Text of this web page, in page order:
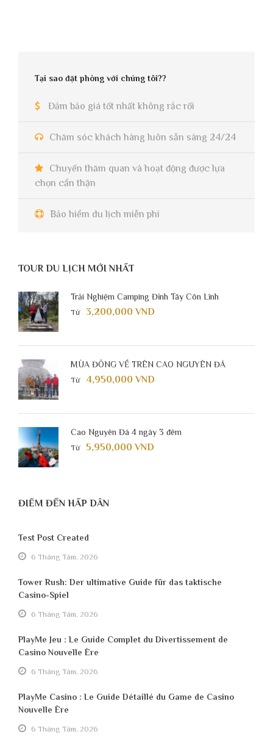
Tại sao đặt phòng với chúng tôi??
Đảm bảo giá tốt nhất không rắc rối
Chăm sóc khách hàng luôn sẵn sàng 24/24
Chuyến thăm quan và hoạt động được lựa
chọn cẩn thận
Bảo hiểm du lịch miễn phí
TOUR DU LỊCH MỚI NHẤT
Trải Nghiệm Camping Đỉnh Tây Côn Lĩnh
Từ 3,200,000 VND
MÙA ĐÔNG VỀ TRÊN CAO NGUYÊN ĐÁ
Từ 4,950,000 VND
Cao Nguyên Đá 4 ngày 3 đêm
Từ 5,950,000 VND
ĐIỂM ĐẾN HẤP DẪN
Test Post Created
6 Tháng Tám, 2026
Tower Rush: Der ultimative Guide für das taktische
Casino-Spiel
6 Tháng Tám, 2026
PlayMe Jeu : Le Guide Complet du Divertissement de
Casino Nouvelle Ère
6 Tháng Tám, 2026
PlayMe Casino : Le Guide Détaillé du Game de Casino
Nouvelle Ère
6 Tháng Tám, 2026